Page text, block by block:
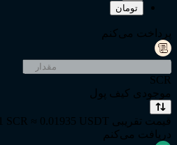
تومان
پرداخت می‌کنم
SCR
موجودی کیف پول
قیمت تقریبی 1 SCR ≈ 0.01935 USDT
دریافت می‌کنم